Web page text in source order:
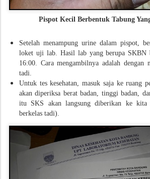
Pispot Kecil Berbentuk Tabung
Setelah menampung urine dalam pispot,
loket uji lab. Hasil lab yang berupa SKBN
16:00. Cara mengambilnya adalah dengan
tadi.
Untuk tes kesehatan, masuk saja ke ruang
akan diperiksa berat badan, tinggi badan,
itu SKS akan langsung diberikan ke kita
berkelas tadi).